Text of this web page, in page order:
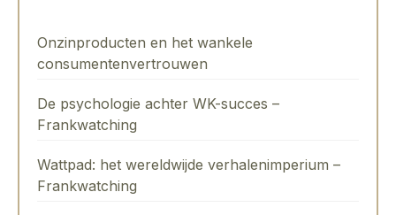
Onzinproducten en het wankele
consumentenvertrouwen
De psychologie achter WK-succes –
Frankwatching
Wattpad: het wereldwijde verhalenimperium –
Frankwatching